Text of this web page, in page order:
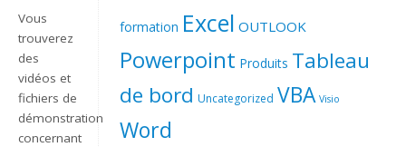
Vous
trouverez
des
vidéos et
fichiers de
démonstration
concernant
formation Excel OUTLOOK
Powerpoint Produits Tableau
de bord Uncategorized VBA Visio
Word